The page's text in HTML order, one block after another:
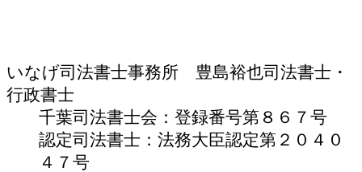
いなげ司法書士事務所 豊島裕也司法書士・
行政書士
千葉司法書士会：登録番号第８６７号
認定司法書士：法務大臣認定第２０４０
４７号